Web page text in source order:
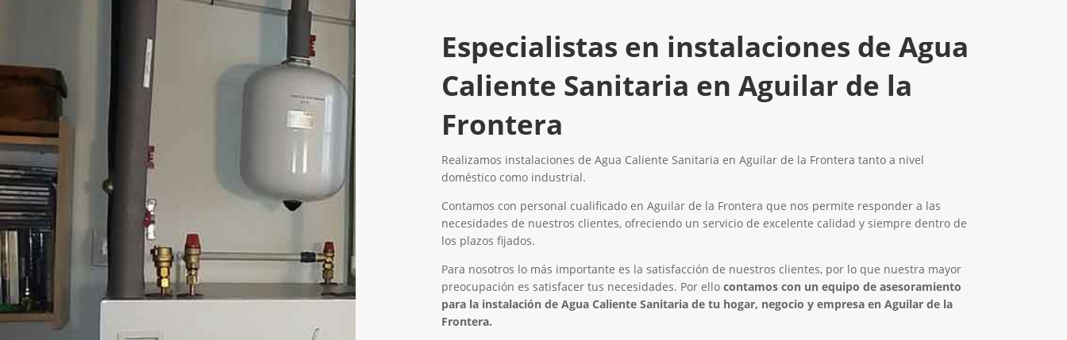
Especialistas en instalaciones de Agua
Caliente Sanitaria en Aguilar de la
Frontera
Realizamos instalaciones de Agua Caliente Sanitaria en Aguilar de la Frontera tanto a nivel
doméstico como industrial.
Contamos con personal cualificado en Aguilar de la Frontera que nos permite responder a las
necesidades de nuestros clientes, ofreciendo un servicio de excelente calidad y siempre dentro de
los plazos fijados.
Para nosotros lo más importante es la satisfacción de nuestros clientes, por lo que nuestra mayor
preocupación es satisfacer tus necesidades. Por ello contamos con un equipo de asesoramiento
para la instalación de Agua Caliente Sanitaria de tu hogar, negocio y empresa en Aguilar de la
Frontera.